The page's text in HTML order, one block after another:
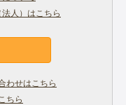
人）はこちら
わせはこちら
ちら